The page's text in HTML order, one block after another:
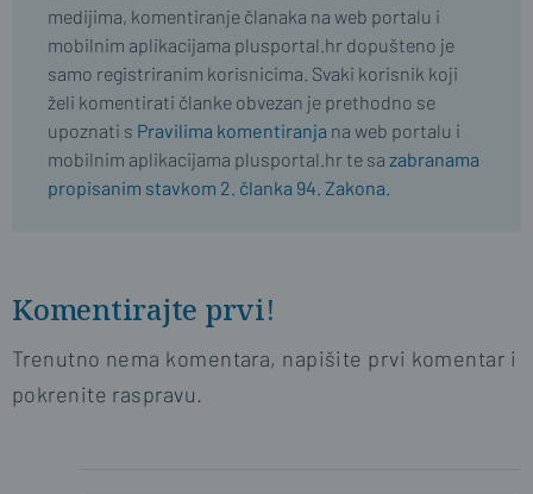
medijima, komentiranje članaka na web portalu i
mobilnim aplikacijama plusportal.hr dopušteno je
samo registriranim korisnicima. Svaki korisnik koji
želi komentirati članke obvezan je prethodno se
upoznati s Pravilima komentiranja na web portalu i
mobilnim aplikacijama plusportal.hr te sa zabranama
propisanim stavkom 2. članka 94. Zakona.
Komentirajte prvi!
Trenutno nema komentara, napišite prvi komentar i
pokrenite raspravu.